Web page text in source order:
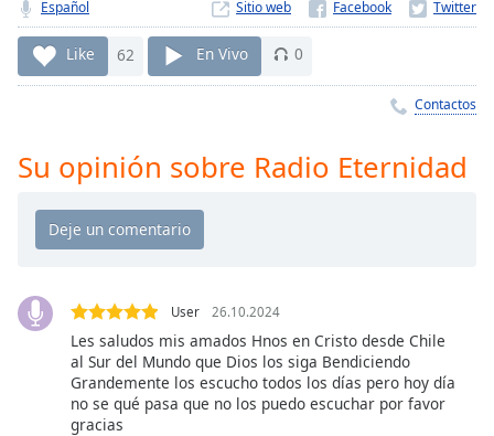
live LIVE
Remaining
Time-
Playback
Rate
Chapters
Chapters
Descriptions
descriptions
,
selected
Español Sitio web
Like 62 En Vivo 0
Contactos
Su opinión sobre Radio Eternidad
User 26.10.2024
Les saludos mis amados Hnos en Cristo desde Chile
al Sur del Mundo que Dios los siga Bendiciendo
Grandemente los escucho todos los días pero hoy día
no se qué pasa que no los puedo escuchar por favor
gracias